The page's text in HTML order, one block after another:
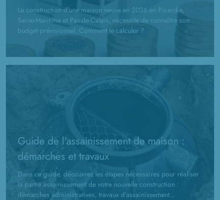
La construction d'une maison neuve en 2026 en Picardie,
Seine-Maritime et Pas-de-Calais, nécessite de connaître son
budget prévisionnel. Comment le calculer ?
Guide de l'assainissement de maison :
démarches et travaux
Dans ce guide, découvrez les étapes nécessaires pour réaliser
la partie assainissement de votre nouvelle construction :
démarches administratives, travaux d'assainissement...